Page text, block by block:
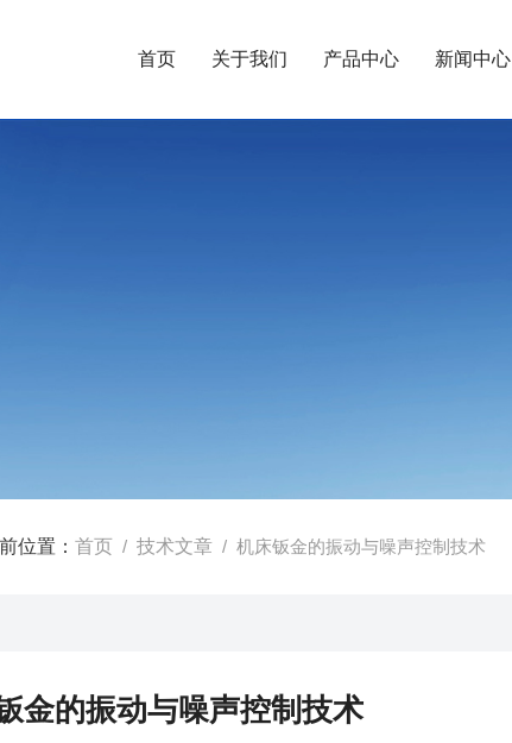
首页 关于我们 产品中心 新闻中心
位置：首页 /技术文章 / 机床钣金的振动与噪声控制技术
金的振动与噪声控制技术